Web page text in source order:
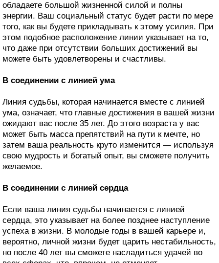
обладаете большой жизненной силой и полны
энергии. Ваш социальный статус будет расти по мере
того, как вы будете прикладывать к этому усилия. При
этом подобное расположение линии указывает на то,
что даже при отсутствии больших достижений вы
можете быть удовлетворены и счастливы.
В соединении с линией ума
Линия судьбы, которая начинается вместе с линией
ума, означает, что главные достижения в вашей жизни
ожидают вас после 35 лет. До этого возраста у вас
может быть масса препятствий на пути к мечте, но
затем ваша реальность круто изменится — используя
свою мудрость и богатый опыт, вы сможете получить
желаемое.
В соединении с линией сердца
Если ваша линия судьбы начинается с линией
сердца, это указывает на более позднее наступление
успеха в жизни. В молодые годы в вашей карьере и,
вероятно, личной жизни будет царить нестабильность,
но после 40 лет вы сможете насладиться удачей во